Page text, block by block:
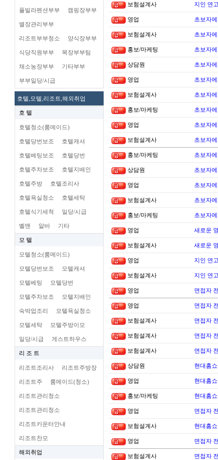
플빌라펜션부부 캠핑장부부
별장관리부부
리조트부부청소 양식장부부
식당직원부부 목장부부팀
채소농장부부 기타부부
부부일당/시급
호텔,모텔,리조트,해외취업
호 텔
호텔청소(룸메이드)
호텔당번보조 호텔캐셔
호텔베팅보조 호텔당번
호텔주차보조 호텔지배인
호텔주방 호텔조리사
호텔욕실청소 호텔세탁
호텔식기세척 일당/시급
벨맨 알바 기타
모 텔
모텔청소(룸메이드)
모텔당번보조 모텔캐셔
모텔베팅 모텔당번
모텔주차보조 모텔지배인
숙박업조리 모텔욕실청소
모텔세탁 모텔주방이모
일당/시급 게스트하우스
리 조 트
리조트조리사 리조트주방장
리조트주 룸메이드(청소)
리조트관리청소
리조트관리청소
리조트카운터안내
리조트찬모
해외취업
보험설계사 지인 연
영업 초보자
보험설계사 초보자
홍보/마케팅 초보자
상담원 초보자
영업 초보자
보험설계사 초보자
홍보/마케팅 초보자
영업 초보자
보험설계사 초보자
홍보/마케팅 초보자
상담원 초보자
영업 초보자
보험설계사 초보자
홍보/마케팅 초보자
영업 새로운
보험설계사 새로운
영업 지인 연
보험설계사 지인 연
영업 면접자
영업 면접자
보험설계사 면접자
보험설계사 면접자
보험설계사 면접자
상담원 현대홈
영업 현대홈
홍보/마케팅 현대홈
영업 면접자
보험설계사 현대홈
영업 면접자
보험설계사 면접자